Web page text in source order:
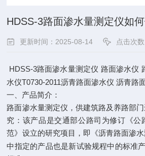
HDSS-3路面渗水量测定仪如
更新时间：2025-08-14 点击次
HDSS-3路面渗水量测定仪 路面渗水仪
水仪T0730-2011沥青路面渗水仪 沥青路
一、产品简介：
路面渗水量测定仪，供建筑路及养路部
究：该产品是交通部公路司为修订《公
范》设立的研究项目，即《沥青路面渗水
中指定的产品也是新试验规程中的标准